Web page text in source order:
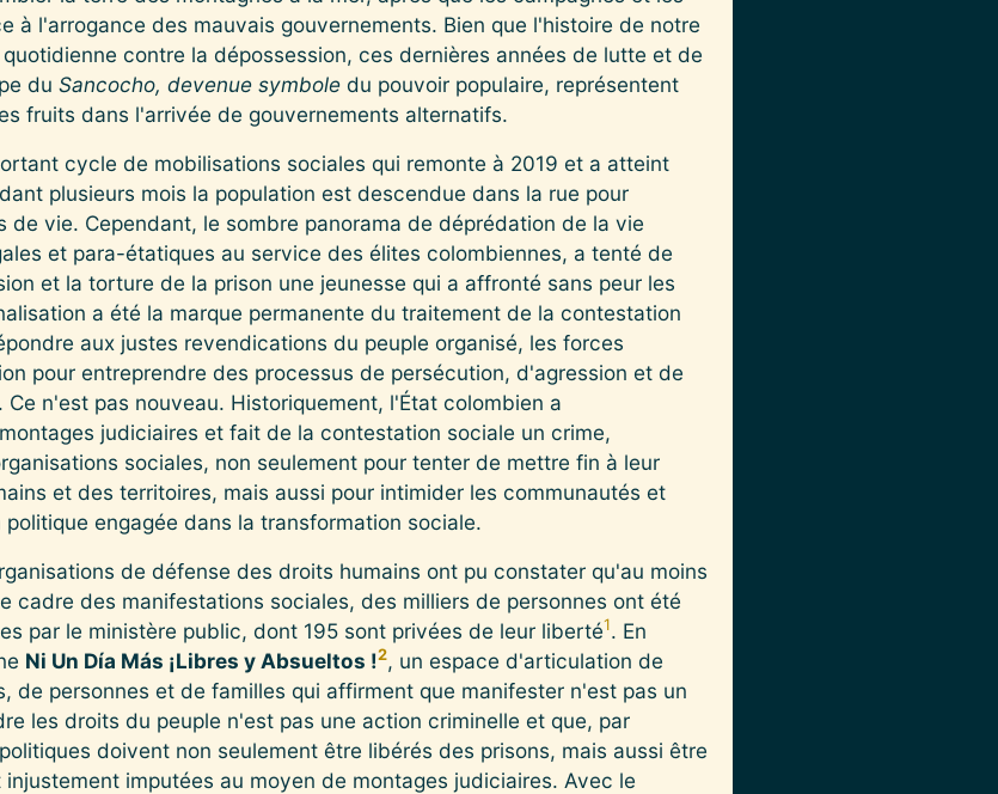
à l'arrogance des mauvais gouvernements. Bien que l'histoire de notre
contre la dépossession, ces dernières années de lutte et de
du Sancocho, devenue symbole du pouvoir populaire, représentent
fruits dans l'arrivée de gouvernements alternatifs.
cycle de mobilisations sociales qui remonte à 2019 et a atteint
plusieurs mois la population est descendue dans la rue pour
de vie. Cependant, le sombre panorama de déprédation de la vie
et para-étatiques au service des élites colombiennes, a tenté de
et la torture de la prison une jeunesse qui a affronté sans peur les
a été la marque permanente du traitement de la contestation
aux justes revendications du peuple organisé, les forces
pour entreprendre des processus de persécution, d'agression et de
n'est pas nouveau. Historiquement, l'État colombien a
judiciaires et fait de la contestation sociale un crime,
sociales, non seulement pour tenter de mettre fin à leur
et des territoires, mais aussi pour intimider les communautés et
engagée dans la transformation sociale.
de défense des droits humains ont pu constater qu'au moins
cadre des manifestations sociales, des milliers de personnes ont été
par le ministère public, dont 195 sont privées de leur liberté1. En
Ni Un Día Más ¡Libres y Absueltos !2, un espace d'articulation de
de personnes et de familles qui affirment que manifester n'est pas un
les droits du peuple n'est pas une action criminelle et que, par
doivent non seulement être libérés des prisons, mais aussi être
imputées au moyen de montages judiciaires. Avec le